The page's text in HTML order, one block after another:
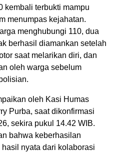
kembali terbukti mampu
menumpas kejahatan.
menghubungi 110, dua
berhasil diamankan setelah
saat melarikan diri, dan
oleh warga sebelum
oleh Kasi Humas
Purba, saat dikonfirmasi
sekira pukul 14.42 WIB.
bahwa keberhasilan
nyata dari kolaborasi